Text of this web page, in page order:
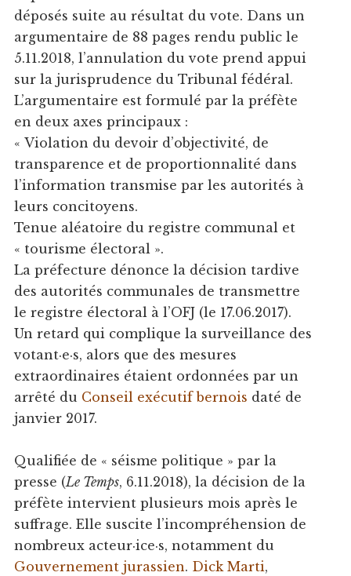
déposés suite au résultat du vote. Dans un
argumentaire de 88 pages rendu public le
5.11.2018, l’annulation du vote prend appui
sur la jurisprudence du Tribunal fédéral.
L’argumentaire est formulé par la préfète
en deux axes principaux :
« Violation du devoir d’objectivité, de
transparence et de proportionnalité dans
l’information transmise par les autorités à
leurs concitoyens.
Tenue aléatoire du registre communal et
« tourisme électoral ».
La préfecture dénonce la décision tardive
des autorités communales de transmettre
le registre électoral à l’OFJ (le 17.06.2017).
Un retard qui complique la surveillance des
votant·e·s, alors que des mesures
extraordinaires étaient ordonnées par un
arrêté du Conseil exécutif bernois daté de
janvier 2017.
Qualifiée de « séisme politique » par la
presse (Le Temps, 6.11.2018), la décision de la
préfète intervient plusieurs mois après le
suffrage. Elle suscite l’incompréhension de
nombreux acteur·ice·s, notamment du
Gouvernement jurassien. Dick Marti,